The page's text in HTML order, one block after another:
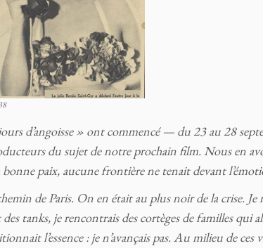
d’angoisse » ont commencé — du 23 au 28
du sujet de notre prochain film. Nous en
bonne paix, aucune frontière ne tenait devant
de Paris. On en était au plus noir de la crise.
tanks, je rencontrais des cortèges de familles qui
l’essence : je n’avançais pas. Au milieu de ces